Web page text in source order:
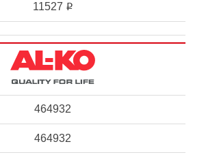
11527 i
464932
464932